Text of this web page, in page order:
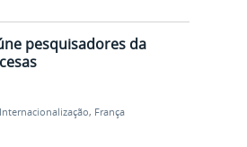
pesquisadores da
Internacionalização, França